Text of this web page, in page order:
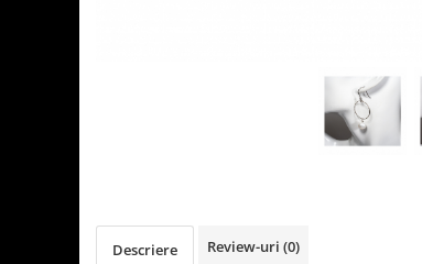
Descriere Review-uri (0)